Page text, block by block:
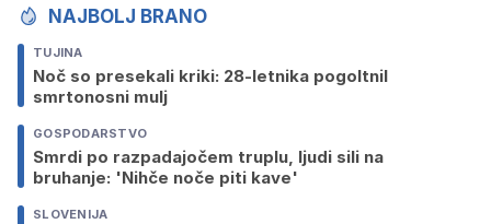
NAJBOLJ BRANO
TUJINA
Noč so presekali kriki: 28-letnika pogoltnil
smrtonosni mulj
GOSPODARSTVO
Smrdi po razpadajočem truplu, ljudi sili na
bruhanje: 'Nihče noče piti kave'
SLOVENIJA